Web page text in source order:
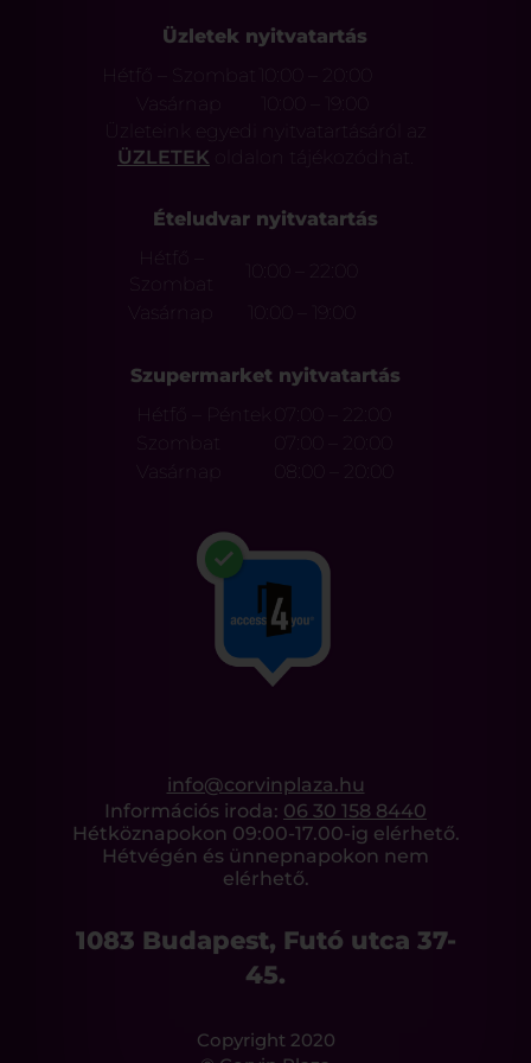
Üzletek nyitvatartás
Hétfő – Szombat
10:00 – 20:00
Vasárnap
Üzleteink egyedi nyitvatartásáról az
ÜZLETEK oldalon tájékozódhat.
Ételudvar nyitvatartás
Hétfő –
Szombat
10:00 – 22:00
Vasárnap
Szupermarket nyitvatartás
Hétfő – Péntek
07:00 – 22:00
Szombat
07:00 – 20:00
Vasárnap
08:00 – 20:00
info@corvinplaza.hu
Információs iroda: 06 30 158 8440
Hétköznapokon 09:00-17.00-ig elérhető.
Hétvégén és ünnepnapokon nem
elérhető.
1083 Budapest, Futó utca 37-
45.
Copyright 2020